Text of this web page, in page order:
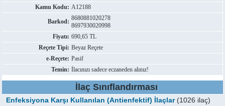
Kamu Kodu: A12188
Barkod: 8680881020278
8697930020998
Fiyatı: 690,65 TL
Reçete Tipi: Beyaz Reçete
e-Reçete: Pasif
Temin: İlacınızı sadece eczaneden alınız!
İlaç Sınıflandırması
Enfeksiyona Karşı Kullanılan (Antienfektif) İlaçlar(1026 ilaç)